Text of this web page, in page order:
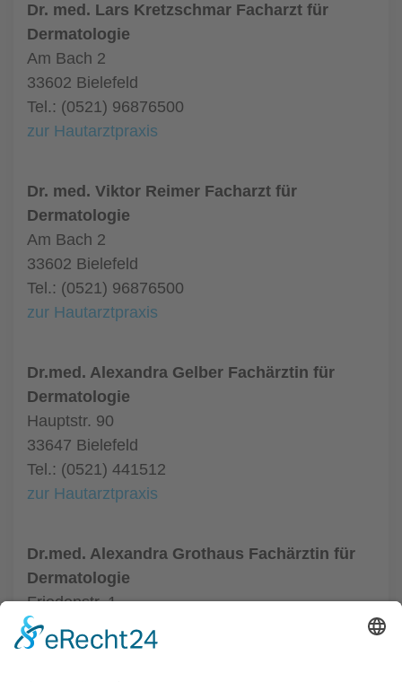
Dr. med. Lars Kretzschmar Facharzt für
Dermatologie
Am Bach 2
33602 Bielefeld
Tel.: (0521) 96876500
zur Hautarztpraxis
Dr. med. Viktor Reimer Facharzt für
Dermatologie
Am Bach 2
33602 Bielefeld
Tel.: (0521) 96876500
zur Hautarztpraxis
Dr.med. Alexandra Gelber Fachärztin für
Dermatologie
Hauptstr. 90
33647 Bielefeld
Tel.: (0521) 441512
zur Hautarztpraxis
Dr.med. Alexandra Grothaus Fachärztin für
Dermatologie
Friedenstr. 1
33602 Bielefeld
Tel.: (0521) 68004